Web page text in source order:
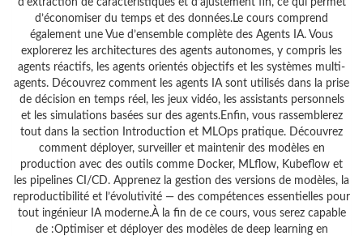
d’économiser du temps et des données.Le cours comprend
également une Vue d’ensemble complète des Agents IA. Vous
explorerez les architectures des agents autonomes, y compris les
agents réactifs, les agents orientés objectifs et les systèmes multi-
agents. Découvrez comment les agents IA sont utilisés dans la prise
de décision en temps réel, les jeux vidéo, les assistants personnels
et les simulations basées sur des agents.Enfin, vous rassemblerez
tout dans la section Introduction et MLOps pratique. Découvrez
comment déployer, surveiller et maintenir des modèles en
production avec des outils comme Docker, MLflow, Kubeflow et
les pipelines CI/CD. Apprenez la gestion des versions de modèles, la
reproductibilité et l’évolutivité — des compétences essentielles pour
tout ingénieur IA moderne.À la fin de ce cours, vous serez capable
de :Optimiser et déployer des modèles de deep learning en